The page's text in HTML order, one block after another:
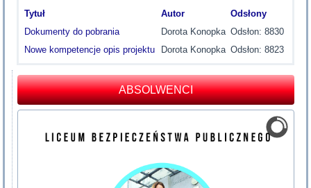
Tytuł Autor
Odsłony
Dokumenty do pobrania
Dorota Konopka Odsłon: 8830
Nowe kompetencje opis projektu
Dorota Konopka Odsłon: 8823
ABSOLWENCI